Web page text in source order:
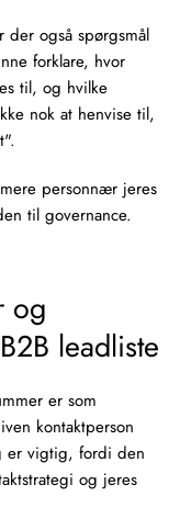
der også spørgsmål
forklare, hvor
til, og hvilke
nok at henvise til,
personnær jeres
til governance.
og
leadliste
er som
kontaktperson
er vigtig, fordi den
og jeres